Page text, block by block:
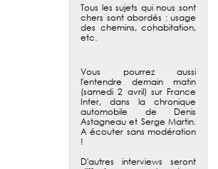
Tous les sujets qui nous sont
chers sont abordés : usage
des chemins, cohabitation,
etc.
Vous pourrez aussi
l'entendre demain matin
(samedi 2 avril) sur France
Inter, dans la chronique
automobile de Denis
Astagneau et Serge Martin.
A écouter sans modération
!
D'autres interviews seront